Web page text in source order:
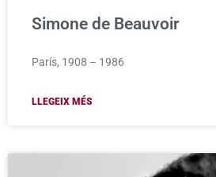
Simone de Beauvoir
París, 1908 – 1986
LLEGEIX MÉS